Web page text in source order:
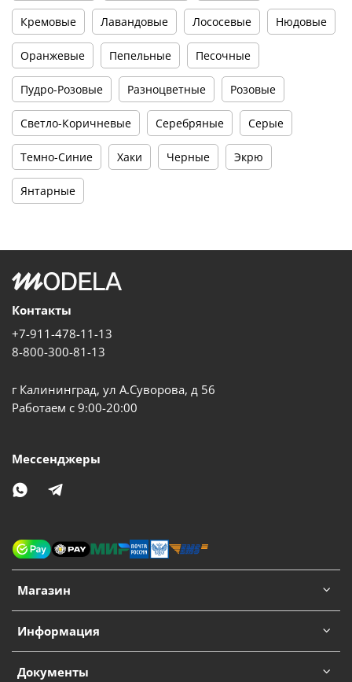
Кремовые Лавандовые Лососевые Нюдовые
Оранжевые Пепельные Песочные
Пудро-Розовые Разноцветные Розовые
Светло-Коричневые Серебряные Серые
Темно-Синие Хаки Черные Экрю
Янтарные
Магазин
Информация
Документы
Контакты
+7-911-478-11-13
8-800-300-81-13
г Калининград, ул А.Суворова, д 56
Работаем с 9:00-20:00
Мессенджеры